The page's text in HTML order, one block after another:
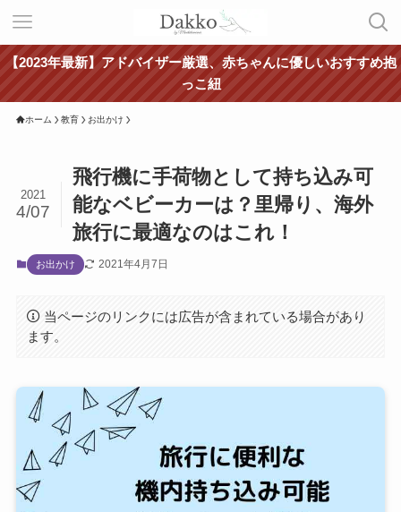
【2023年最新】アドバイザー厳選、赤ちゃんに優しいおすすめ抱
っこ紐
ホーム 教育 お出かけ
飛行機に手荷物として持ち込み可
能なベビーカーは？里帰り、海外
旅行に最適なのはこれ！
2021
4/07
お出かけ 2021年4月7日
当ページのリンクには広告が含まれている場合があり
ます。